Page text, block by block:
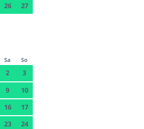
26
27
Sa So
2
3
9
10
16
17
23
24